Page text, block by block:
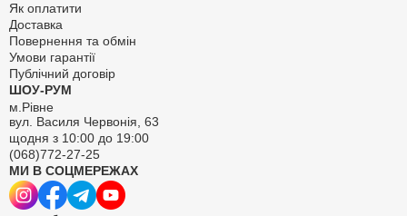
Як оплатити
Доставка
Повернення та обмін
Умови гарантії
Публічний договір
ШОУ-РУМ
м.Рівне
вул. Василя Червонія, 63
щодня з 10:00 до 19:00
(068)772-27-25
МИ В СОЦМЕРЕЖАХ